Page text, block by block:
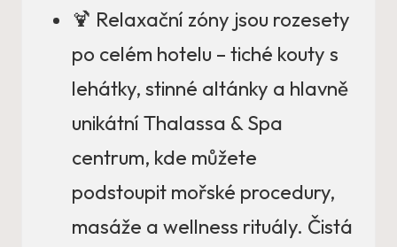
🍹 Relaxační zóny jsou rozesety
po celém hotelu – tiché kouty s
lehátky, stinné altánky a hlavně
unikátní Thalassa & Spa
centrum, kde můžete
podstoupit mořské procedury,
masáže a wellness rituály. Čistá